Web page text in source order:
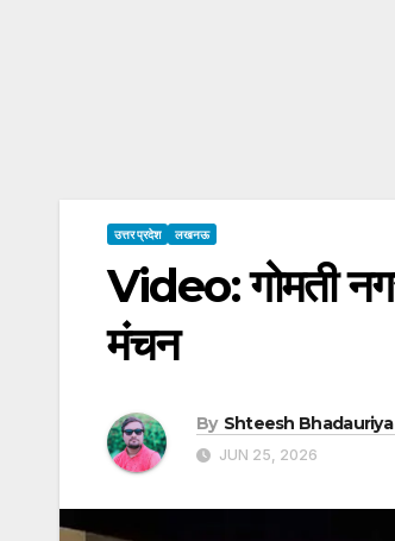
उत्तर प्रदेश लखनऊ
Video: गोमती
मंचन
By Shteesh Bhadauriya
JUN 25, 2026